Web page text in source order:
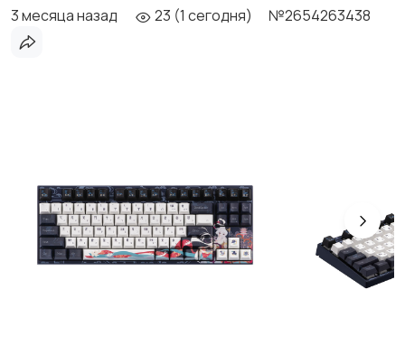
3 месяца назад 23 (1 сегодня) №2654263438